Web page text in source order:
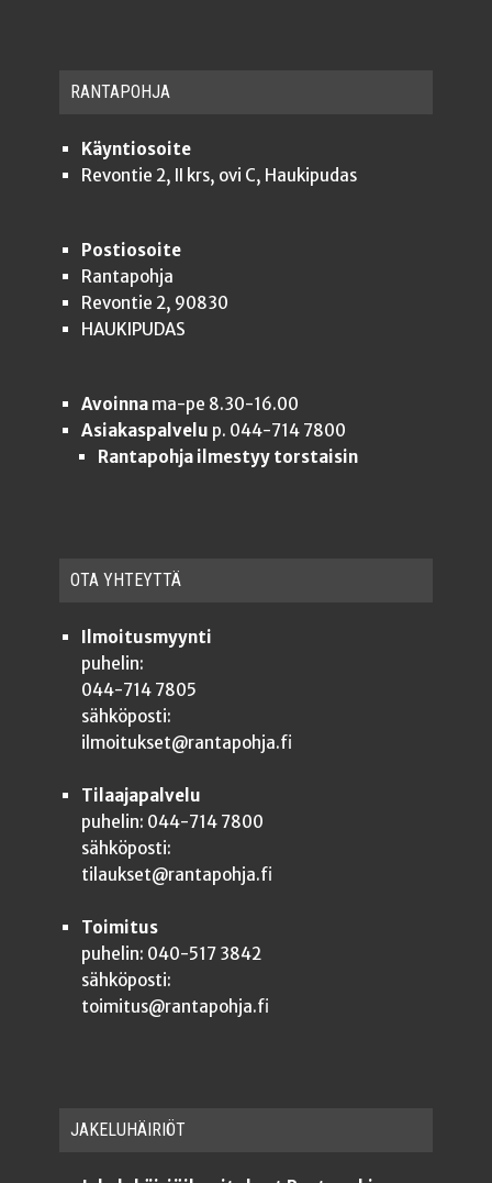
RAN­TA­POH­JA
Käyntiosoite
Revontie 2, II krs, ovi C, Haukipudas
Postiosoite
Rantapohja
Revontie 2, 90830
HAUKIPUDAS
Avoinnama-pe 8.30-16.00
Asiakaspalvelu p. 044-714 7800
Rantapohja ilmestyy torstaisin
OTA YHTEYT­TÄ
Ilmoitusmyynti
puhelin:
044-714 7805
sähköposti:
ilmoitukset@rantapohja.fi
Tilaajapalvelu
puhelin: 044-714 7800
sähköposti:
tilaukset@rantapohja.fi
Toimitus
puhelin: 040-517 3842
sähköposti:
toimitus@rantapohja.fi
JAKE­LU­HÄI­RIÖT